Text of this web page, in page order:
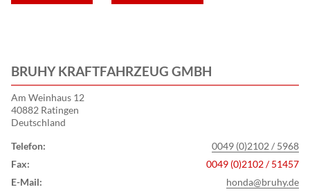
BRUHY KRAFTFAHRZEUG GMBH
Am Weinhaus 12
40882 Ratingen
Deutschland
Telefon:
0049 (0)2102 / 5968
Fax:
0049 (0)2102 / 51457
E-Mail:
honda@bruhy.de